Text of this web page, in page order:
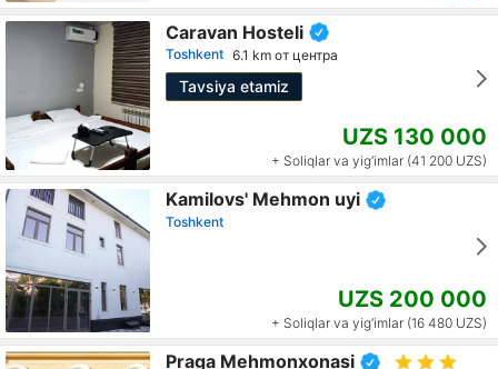
Caravan Hosteli
Toshkent 6.1 km от центра
Tavsiya etamiz
UZS 130 000
+ Soliqlar va yig‘imlar (41 200 UZS)
Kamilovs' Mehmon uyi
Toshkent
UZS 200 000
+ Soliqlar va yig‘imlar (16 480 UZS)
Praga Mehmonxonasi